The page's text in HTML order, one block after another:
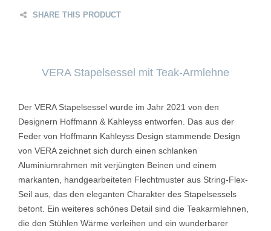
SHARE THIS PRODUCT
VERA Stapelsessel mit Teak-Armlehne
Der VERA Stapelsessel wurde im Jahr 2021 von den
Designern Hoffmann & Kahleyss entworfen. Das aus der
Feder von Hoffmann Kahleyss Design stammende Design
von VERA zeichnet sich durch einen schlanken
Aluminiumrahmen mit verjüngten Beinen und einem
markanten, handgearbeiteten Flechtmuster aus String-Flex-
Seil aus, das den eleganten Charakter des Stapelsessels
betont. Ein weiteres schönes Detail sind die Teakarmlehnen,
die den Stühlen Wärme verleihen und ein wunderbarer